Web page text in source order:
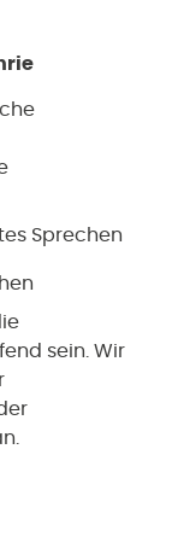
Sprechen
sein. Wir